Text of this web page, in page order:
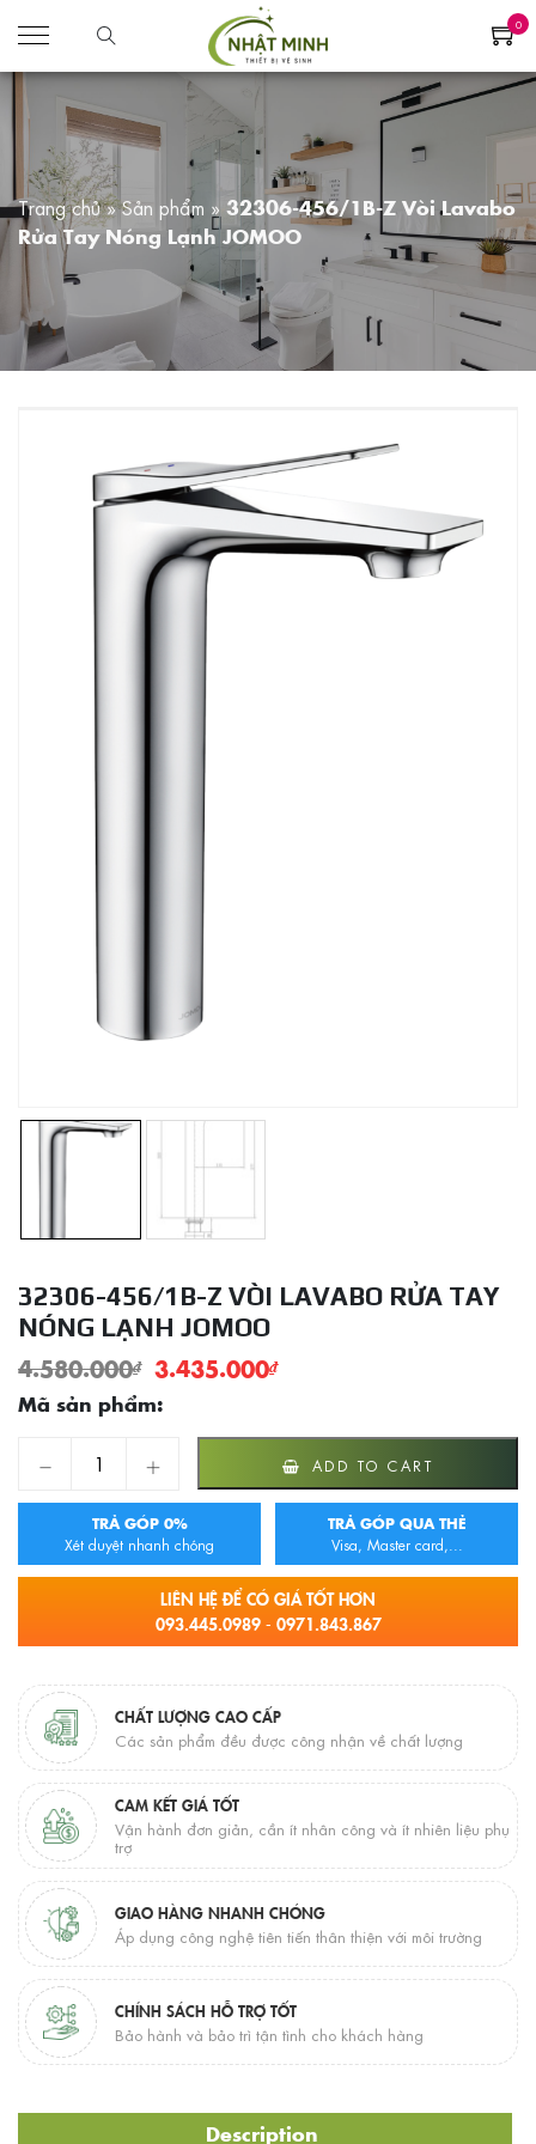
0
Trang chủ»Sản phẩm » 32306-456/1B-Z Vòi Lavabo
Rửa Tay Nóng Lạnh JOMOO
32306-456/1B-Z VÒI LAVABO RỬA TAY
NÓNG LẠNH JOMOO
4.580.000₫ 3.435.000₫
Mã sản phẩm:
32306-456/1B-Z Vòi Lavabo Rửa Tay Nóng Lạnh JOMOO
ADD TO CART
TRẢ GÓP 0%
Xét duyệt nhanh chóng
TRẢ GÓP QUA THẺ
Visa, Master card,...
LIÊN HỆ ĐỂ CÓ GIÁ TỐT HƠN
093.445.0989 - 0971.843.867
CHẤT LƯỢNG CAO CẤP
Các sản phẩm đều được công nhận về chất lượng
CAM KẾT GIÁ TỐT
Vận hành đơn giản, cần ít nhân công và ít nhiên liệu phụ
trợ
GIAO HÀNG NHANH CHÓNG
Áp dụng công nghệ tiên tiến thân thiện với môi trường
CHÍNH SÁCH HỖ TRỢ TỐT
Bảo hành và bảo trì tận tình cho khách hàng
Description